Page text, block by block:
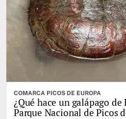
COMARCA PICOS DE EUROPA
¿Qué hace un galápago
Parque Nacional de Picos